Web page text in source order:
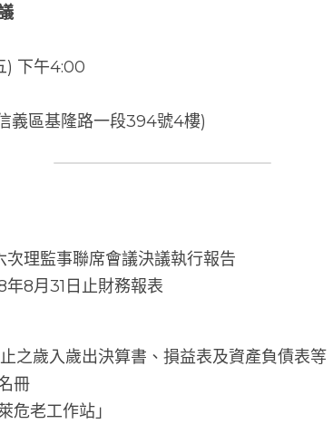
) 下午4:00
義區基隆路一段394號4樓)
次理監事聯席會議決議執行報告
8月31日止財務報表
之歲入歲出決算書、損益表及資產負債表等
冊
危老工作站」